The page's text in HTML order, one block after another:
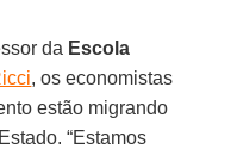
da Escola
, os economistas
estão migrando
“Estamos